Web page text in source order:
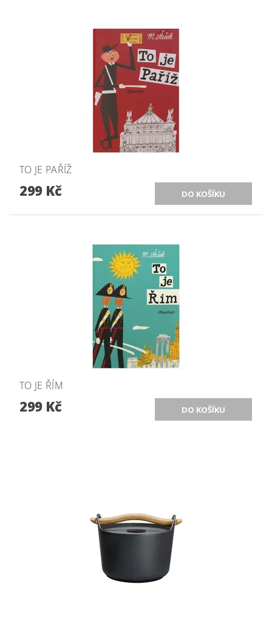
TO JE PAŘÍŽ
299 Kč
TO JE ŘÍM
299 Kč